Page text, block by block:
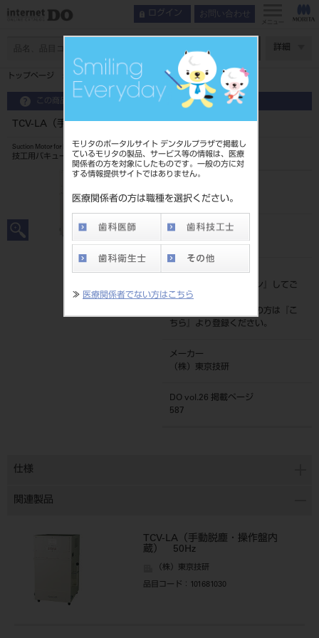
モリタのポータルサイト デンタルプラザで掲載し
ているモリタの製品、サービス等の情報は、医療
関係者の方を対象にしたものです。一般の方に対
する情報提供サイトではありません。
医療関係者の方は職種を選択ください。
≫ 医療関係者でない方はこちら
ログイン お問い合わせ
メニュー
詳細
トップページ TCV-LA（手動脱塵・操作盤内蔵） 60Hz
この商品に関するお問い合わせ
TCV-LA（手動脱塵・操作盤内蔵） 60Hz
Suction Motor for Laboratory
技工用バキューム
101681031
JAN/EANコード
標準価格
ログイン
』してご
覧ください。
ネット会員登録がまだの方は『
こ
ちら
』より登録ください。
メーカー
（株）東京技研
DO vol.26 掲載ページ
587
仕様
関連製品
TCV-LA（手動脱塵・操作盤内
蔵） 50Hz
（株）東京技研
品目コード ：101681030